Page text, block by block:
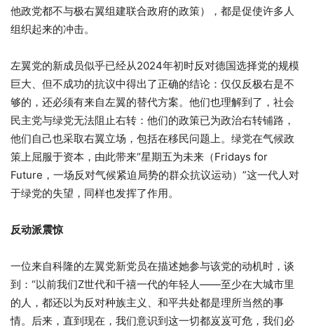
他政党都不与极右翼组建联合政府的政策），都是促使许多人
组织起来的冲击。
左翼党的新成员似乎已经从2024年初时反对德国选择党的规模
巨大、但不成功的抗议中得出了正确的结论：仅仅反极右是不
够的，还必须有来自左翼的替代方案。他们也理解到了，社会
民主党与绿党无法阻止右转：他们的政策已为政治右转铺路，
他们自己也采取右翼立场，包括在移民问题上。绿党在气候政
策上屈服于资本，由此带来“星期五为未来（Fridays for
Future，一场反对气候紧迫局势的群众抗议运动）”这一代人对
于绿党的失望，同样也发挥了作用。
反动派震惊
一位来自科隆的左翼党新党员在描述她参与该党的动机时，谈
到：“以前我们Z世代和千禧一代的年轻人——至少在大城市里
的人，都还以为反对种族主义、和平共处都是理所当然的事
情。后来，直到现在，我们意识到这一切都岌岌可危，我们必